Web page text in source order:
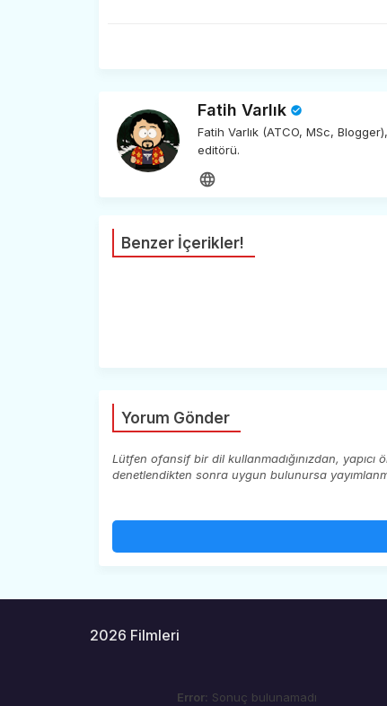
Fatih Varlık
Fatih Varlık (ATCO, MSc,
editörü.
Benzer İçerikler!
Yorum Gönder
Lütfen ofansif bir dil kullanmadığınızdan,
denetlendikten sonra uygun bulunursa
2026 Filmleri
Error: Sonuç bulunamadı